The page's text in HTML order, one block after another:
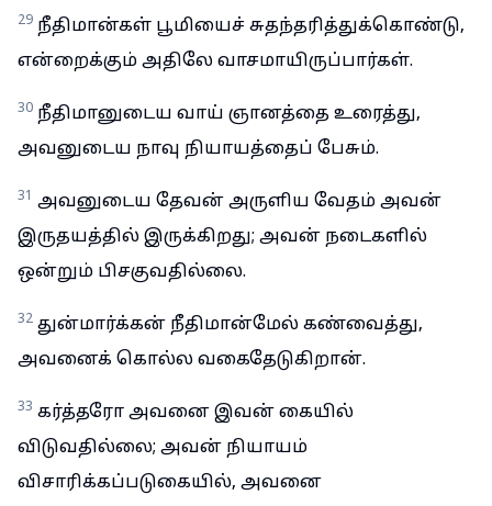
29 நீதிமான்கள் பூமியைச் சுதந்தரித்துக்கொண்டு,
என்றைக்கும் அதிலே வாசமாயிருப்பார்கள்.
30 நீதிமானுடைய வாய் ஞானத்தை உரைத்து,
அவனுடைய நாவு நியாயத்தைப் பேசும்.
31 அவனுடைய தேவன் அருளிய வேதம் அவன்
இருதயத்தில் இருக்கிறது; அவன் நடைகளில்
ஒன்றும் பிசகுவதில்லை.
32 துன்மார்க்கன் நீதிமான்மேல் கண்வைத்து,
அவனைக் கொல்ல வகைதேடுகிறான்.
33 கர்த்தரோ அவனை இவன் கையில்
விடுவதில்லை; அவன் நியாயம்
விசாரிக்கப்படுகையில், அவனை